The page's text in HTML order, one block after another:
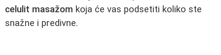
celulit masažom koja će vas podsetiti koliko ste
snažne i predivne.